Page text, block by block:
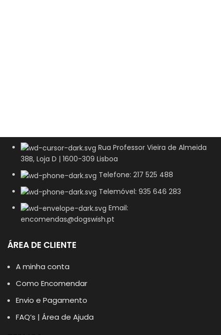
Rua Professor Vieira de Almeida
38B, Loja D | 1600-309 Lisboa
Telefone: 217 525 488
Telemóvel: 935 646 283
Email:
encomendas@dogswish.pt
ÁREA DE CLIENTE
A minha conta
Como Encomendar
Envio e Pagamento
FAQ’s | Área de Ajuda